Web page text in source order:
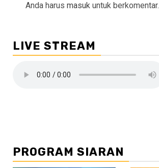
Anda harus masuk untuk berkomentar.
LIVE STREAM
PROGRAM SIARAN